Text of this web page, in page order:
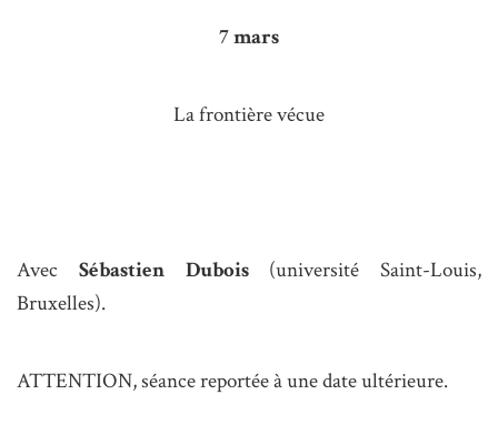
7 mars
La frontière vécue
Avec Sébastien Dubois(université Saint-Louis,
Bruxelles).
ATTENTION, séance reportée à une date ultérieure.